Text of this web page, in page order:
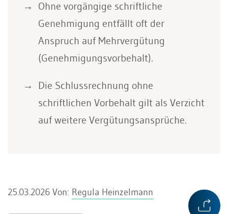
Ohne vorgängige schriftliche
Genehmigung entfällt oft der
Anspruch auf Mehrvergütung
(Genehmigungsvorbehalt).
Die Schlussrechnung ohne
schriftlichen Vorbehalt gilt als Verzicht
auf weitere Vergütungsansprüche.
25.03.2026 Von: Regula Heinzelmann